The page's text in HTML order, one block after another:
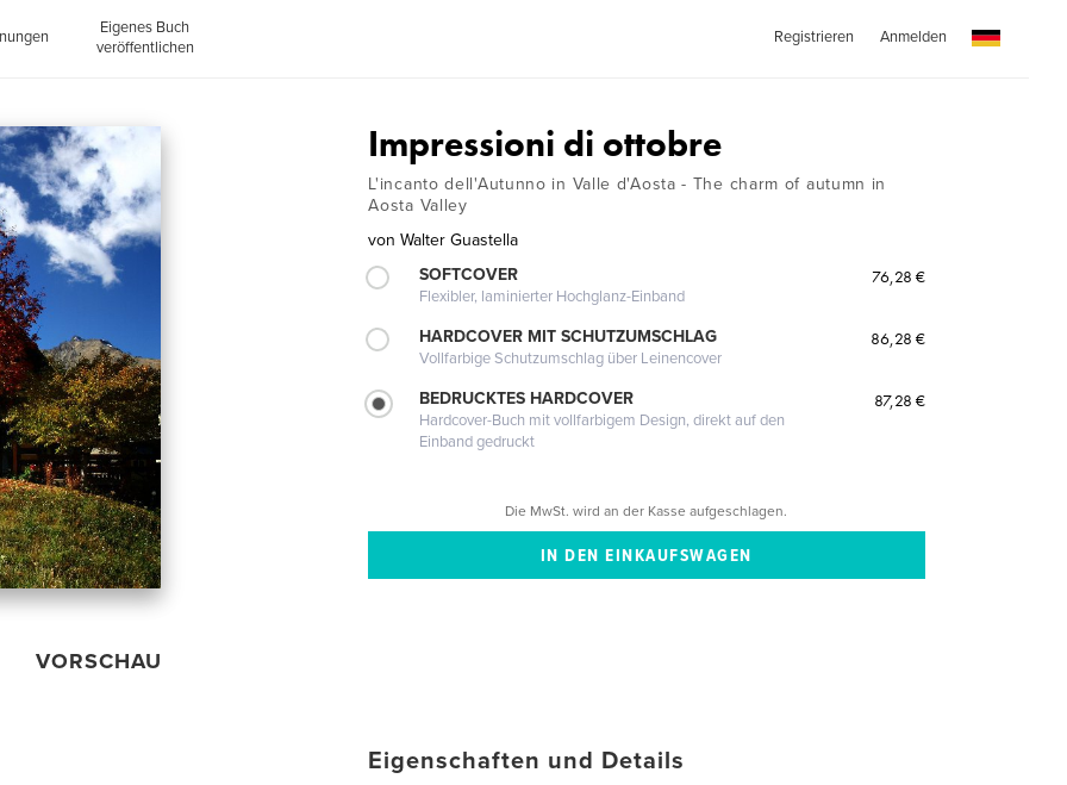
Eigenes Buch
veröffentlichen
Registrieren Anmelden
VORSCHAU
Impressioni di ottobre
L'incanto dell'Autunno in Valle d'Aosta - The charm of autumn in
Aosta Valley
von Walter Guastella
SOFTCOVER
Flexibler, laminierter Hochglanz-Einband
76,28 €
HARDCOVER MIT SCHUTZUMSCHLAG
Vollfarbige Schutzumschlag über Leinencover
86,28 €
BEDRUCKTES HARDCOVER
Hardcover-Buch mit vollfarbigem Design, direkt auf den
Einband gedruckt
87,28 €
Die MwSt. wird an der Kasse aufgeschlagen.
Eigenschaften und Details